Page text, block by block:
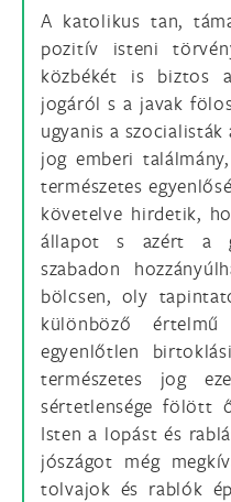
A katolikus tan,
pozitív isteni
közbékét is biztos
jogáról s a javak
ugyanis a
jog emberi
természetes
követelve hirdetik,
állapot s azért a
szabadon
bölcsen, oly
különböző
egyenlőtlen
természetes jog
sértetlensége fölött
Isten a lopást és
jószágot még
tolvajok és rablók